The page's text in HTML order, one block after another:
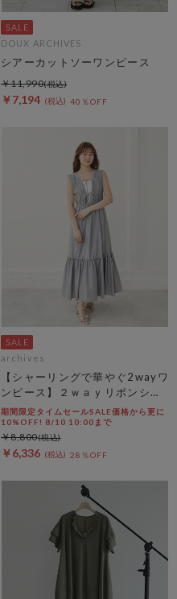
DOUX ARCHIVES
シアーカットソーワンピース
￥7,194 40％OFF
￥11,990
archives
【シャーリングで華やぐ2wayワ
ンピース】２ｗａｙリボンシャ
ーリングノースリワンピース
期間限定タイムセールSALE価格から更に
10%OFF! 8/10 10:00まで
￥6,336 28％OFF
￥8,800